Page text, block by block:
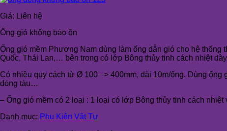
Giá: Liên hệ
Ống gió không bảo ôn
Ống gió mềm Phương Nam dùng làm ống dẫn gió cho hệ
Quốc, Thái Lan,… bên trong có lớp Bông thủy tinh cách nhiệt
Có nhiều quy cách từ Ø 100 –> 400mm, dài 10m/ống. Dùng
đóng tàu…
– Ống gió mềm có 2 loại : 1 loại có lớp Bông thủy tinh cách
Danh mục: Phụ Kiện Vật Tư